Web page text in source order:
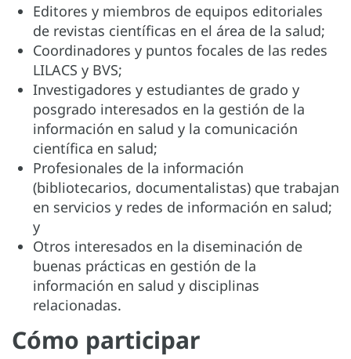
Editores y miembros de equipos editoriales
de revistas científicas en el área de la salud;
Coordinadores y puntos focales de las redes
LILACS y BVS;
Investigadores y estudiantes de grado y
posgrado interesados en la gestión de la
información en salud y la comunicación
científica en salud;
Profesionales de la información
(bibliotecarios, documentalistas) que trabajan
en servicios y redes de información en salud;
y
Otros interesados en la diseminación de
buenas prácticas en gestión de la
información en salud y disciplinas
relacionadas.
Cómo participar